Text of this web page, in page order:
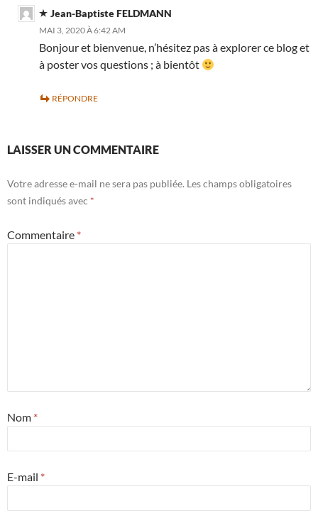
Jean-Baptiste FELDMANN
MAI 3, 2020 À 6:42 AM
Bonjour et bienvenue, n’hésitez pas à explorer ce blog et
à poster vos questions ; à bientôt
RÉPONDRE
LAISSER UN COMMENTAIRE
Votre adresse e-mail ne sera pas publiée. Les champs obligatoires
sont indiqués avec *
Commentaire *
Nom *
E-mail *